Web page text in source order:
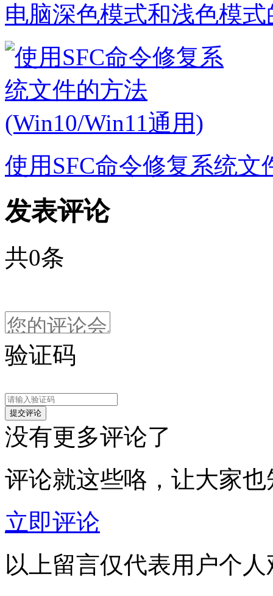
电脑深色模式和浅色模
使用SFC命令修复系统文
发表评论
共0条
验证码
没有更多评论了
评论就这些咯，让大家
立即评论
以上留言仅代表用户个